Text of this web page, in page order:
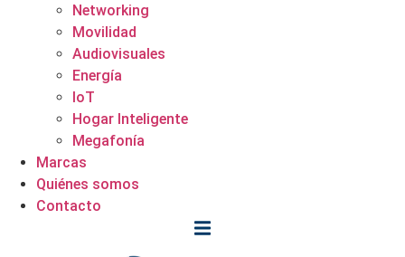
Networking
Movilidad
Audiovisuales
Energía
IoT
Hogar Inteligente
Megafonía
Marcas
Quiénes somos
Contacto